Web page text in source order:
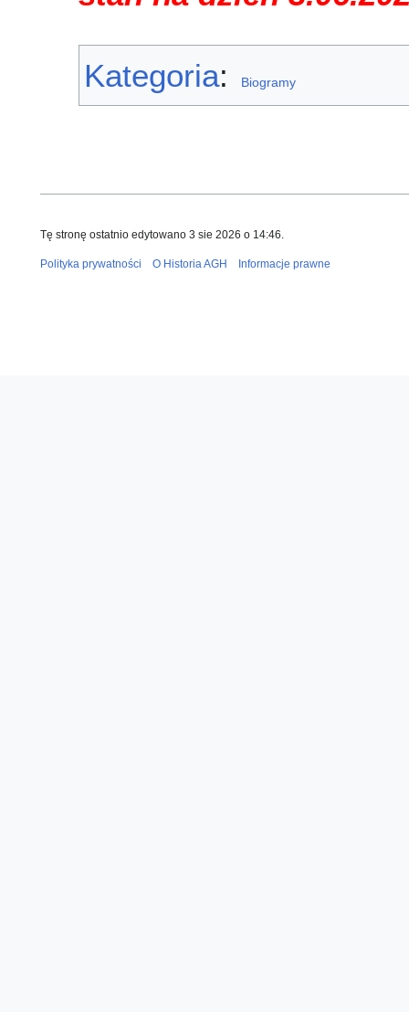
Kategoria: Biogramy
Tę stronę ostatnio edytowano 3 sie 2026 o 14:46.
Polityka prywatności O Historia AGH Informacje prawne